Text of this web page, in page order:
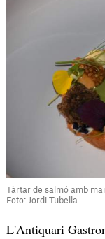
Tàrtar de salmó amb
Foto: Jordi Tubella
L'Antiquari